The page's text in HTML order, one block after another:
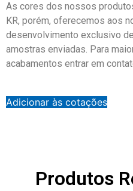
As cores dos nossos
KR, porém, oferecemos aos
desenvolvimento exclusivo
amostras enviadas. Para
acabamentos entrar em
Adicionar às cotações
Produtos